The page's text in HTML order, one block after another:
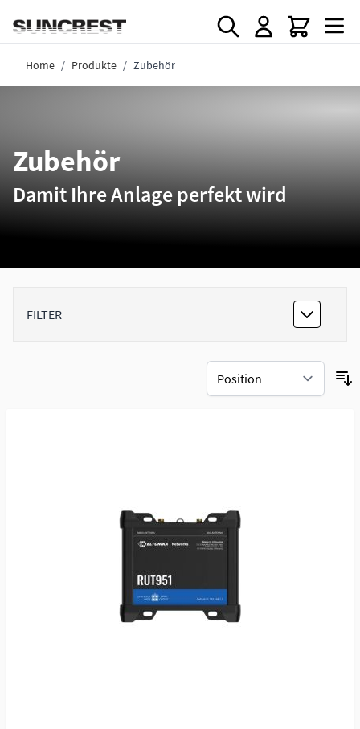
Home / Produkte / Zubehör
Zubehör
Damit Ihre Anlage perfekt wird
FILTER